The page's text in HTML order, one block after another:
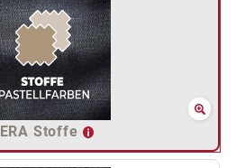
ERA Stoffe